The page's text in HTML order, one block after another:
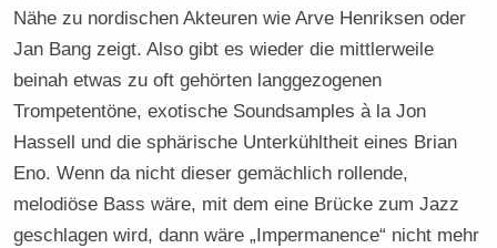
Nähe zu nordischen Akteuren wie Arve Henriksen oder
Jan Bang zeigt. Also gibt es wieder die mittlerweile
beinah etwas zu oft gehörten langgezogenen
Trompetentöne, exotische Soundsamples à la Jon
Hassell und die sphärische Unterkühltheit eines Brian
Eno. Wenn da nicht dieser gemächlich rollende,
melodiöse Bass wäre, mit dem eine Brücke zum Jazz
geschlagen wird, dann wäre „Impermanence“ nicht mehr